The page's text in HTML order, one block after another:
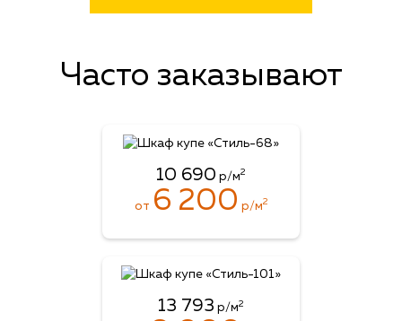
Часто заказывают
10 690 р/м2
от 6 200 р/м2
13 793 р/м2